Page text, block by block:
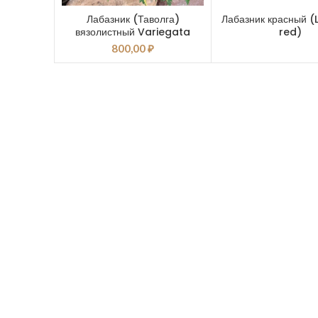
Лабазник (Таволга)
вязолистный Variegata
800,00₽
Лабазник красный
red)